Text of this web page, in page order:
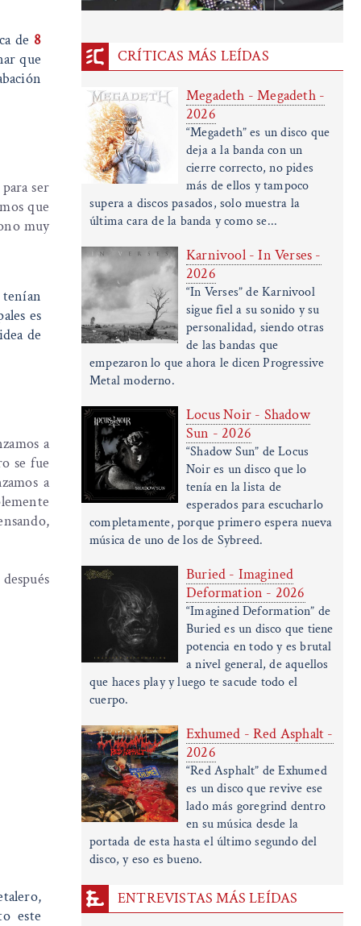
de 8
que
ser
que
muy
es
de
a
se fue
a
este
CRÍTICAS MÁS LEÍDAS
Megadeth - Megadeth -
2026
“Megadeth” es un disco que
deja a la banda con un
cierre correcto, no pides
más de ellos y tampoco
supera a discos pasados, solo muestra la
última cara de la banda y como se...
Karnivool - In Verses -
2026
“In Verses” de Karnivool
sigue fiel a su sonido y su
personalidad, siendo otras
de las bandas que
empezaron lo que ahora le dicen Progressive
Metal moderno.
Locus Noir - Shadow
Sun - 2026
“Shadow Sun” de Locus
Noir es un disco que lo
tenía en la lista de
esperados para escucharlo
completamente, porque primero espera nueva
música de uno de los de Sybreed.
Buried - Imagined
Deformation - 2026
“Imagined Deformation” de
Buried es un disco que tiene
potencia en todo y es brutal
a nivel general, de aquellos
que haces play y luego te sacude todo el
cuerpo.
Exhumed - Red Asphalt -
2026
“Red Asphalt” de Exhumed
es un disco que revive ese
lado más goregrind dentro
en su música desde la
portada de esta hasta el último segundo del
disco, y eso es bueno.
ENTREVISTAS MÁS LEÍDAS